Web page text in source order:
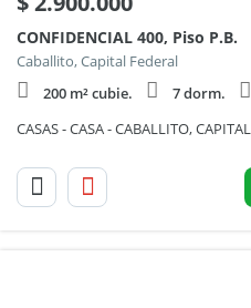
CONFIDENCIAL 400, Piso P.B.
Caballito, Capital Federal
200 m² cubie.
7 dorm.
CASAS - CASA - CABALLITO,